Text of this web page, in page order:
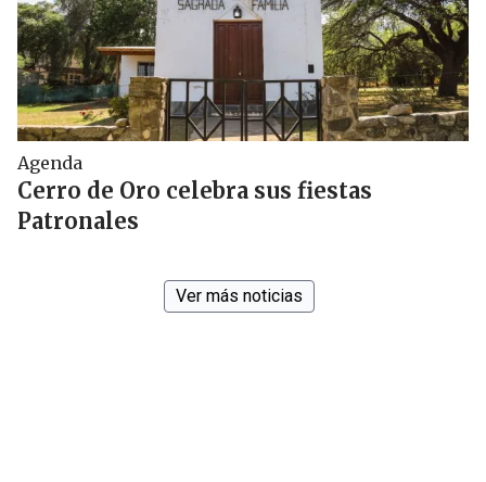
Agenda
Cerro de Oro celebra sus fiestas
Patronales
Ver más noticias